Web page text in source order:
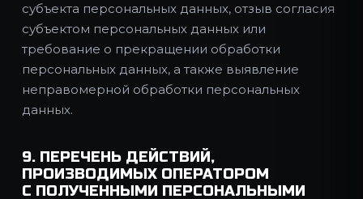
субъекта персональных данных, отзыв согласия
субъектом персональных данных или
требование о прекращении обработки
персональных данных, а также выявление
неправомерной обработки персональных
данных.
9. ПЕРЕЧЕНЬ ДЕЙСТВИЙ,
ПРОИЗВОДИМЫХ ОПЕРАТОРОМ
С ПОЛУЧЕННЫМИ ПЕРСОНАЛЬНЫМИ